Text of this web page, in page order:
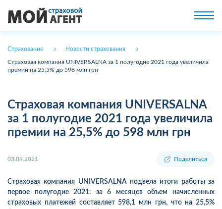
Страхование Новости страхования
Страховая компания UNIVERSALNA за 1 полугодие 2021 года увеличила
премии на 25,5% до 598 млн грн
Страховая компания UNIVERSALNA
за 1 полугодие 2021 года увеличила
премии на 25,5% до 598 млн грн
03.09.2021 Поделиться
Страховая компания UNIVERSALNA подвела итоги работы за
первое полугодие 2021: за 6 месяцев объем начисленных
страховых платежей составляет 598,1 млн грн, что на 25,5%